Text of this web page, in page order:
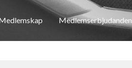
Medlemserbjudanden